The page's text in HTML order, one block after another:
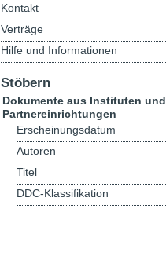
Kontakt
Verträge
Hilfe und Informationen
Stöbern
Dokumente aus Instituten und
Partnereinrichtungen
Erscheinungsdatum
Autoren
Titel
DDC-Klassifikation